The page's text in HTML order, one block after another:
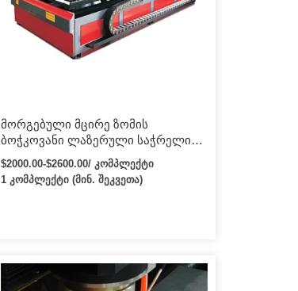
მორგებული მცირე ზომის
ბოჭკოვანი ლაზერული საჭრელი
მანქანა 1000 ვტ ლითონის
ჭრისთვის 900*1300 მმ
$2000.00-$2600.00/ კომპლექტი
1 კომპლექტი (მინ. შეკვეთა)